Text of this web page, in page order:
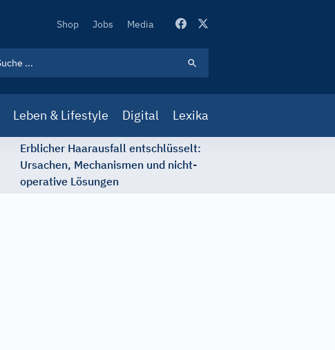
Secondary
Shop Jobs Media
Leben & Lifestyle Digital Lexika
Erblicher Haarausfall entschlüsselt:
Ursachen, Mechanismen und nicht-
operative Lösungen